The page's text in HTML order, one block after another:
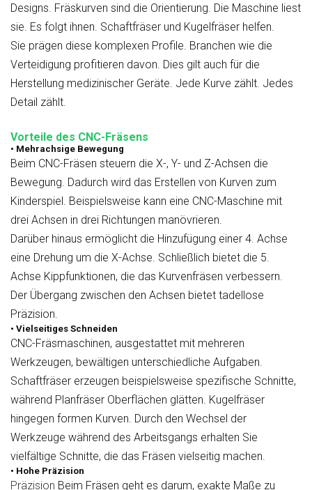
Designs. Fräskurven sind die Orientierung. Die Maschine liest
sie. Es folgt ihnen. Schaftfräser und Kugelfräser helfen.
Sie prägen diese komplexen Profile. Branchen wie die
Verteidigung profitieren davon. Dies gilt auch für die
Herstellung medizinischer Geräte. Jede Kurve zählt. Jedes
Detail zählt.
Vorteile des CNC-Fräsens
• Mehrachsige Bewegung
Beim CNC-Fräsen steuern die X-, Y- und Z-Achsen die
Bewegung. Dadurch wird das Erstellen von Kurven zum
Kinderspiel. Beispielsweise kann eine CNC-Maschine mit
drei Achsen in drei Richtungen manövrieren.
Darüber hinaus ermöglicht die Hinzufügung einer 4. Achse
eine Drehung um die X-Achse. Schließlich bietet die 5.
Achse Kippfunktionen, die das Kurvenfräsen verbessern.
Der Übergang zwischen den Achsen bietet tadellose
Präzision.
• Vielseitiges Schneiden
CNC-Fräsmaschinen, ausgestattet mit mehreren
Werkzeugen, bewältigen unterschiedliche Aufgaben.
Schaftfräser erzeugen beispielsweise spezifische Schnitte,
während Planfräser Oberflächen glätten. Kugelfräser
hingegen formen Kurven. Durch den Wechsel der
Werkzeuge während des Arbeitsgangs erhalten Sie
vielfältige Schnitte, die das Fräsen vielseitig machen.
• Hohe Präzision
Präzision Beim Fräsen geht es darum, exakte Maße zu